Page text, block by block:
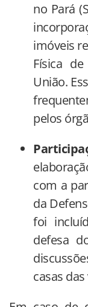
no Pará
imóveis
Física
União.
pelos
com a
da
foi
defesa
casas